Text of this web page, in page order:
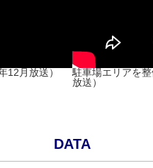
12月放送）
駐車場エリアを
放送）
DATA